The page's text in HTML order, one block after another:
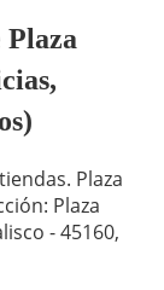
Plaza
Plaza
- 45160,